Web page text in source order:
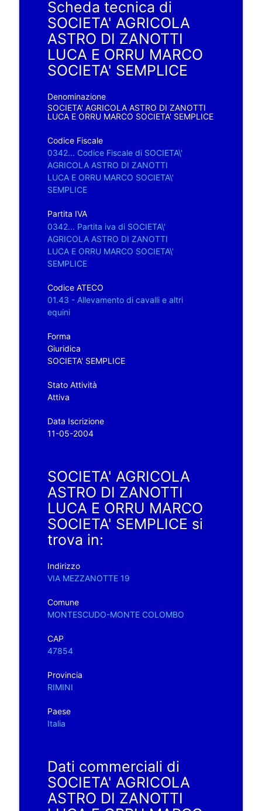
Scheda tecnica di
SOCIETA' AGRICOLA
ASTRO DI ZANOTTI
LUCA E ORRU MARCO
SOCIETA' SEMPLICE
Denominazione
SOCIETA' AGRICOLA ASTRO DI ZANOTTI
LUCA E ORRU MARCO SOCIETA' SEMPLICE
Codice Fiscale
0342... Codice Fiscale di SOCIETA\'
AGRICOLA ASTRO DI ZANOTTI
LUCA E ORRU MARCO SOCIETA\'
SEMPLICE
Partita IVA
0342... Partita iva di SOCIETA\'
AGRICOLA ASTRO DI ZANOTTI
LUCA E ORRU MARCO SOCIETA\'
SEMPLICE
Codice ATECO
01.43 - Allevamento di cavalli e altri
equini
Forma
Giuridica
SOCIETA' SEMPLICE
Stato Attività
Attiva
Data Iscrizione
11-05-2004
SOCIETA' AGRICOLA
ASTRO DI ZANOTTI
LUCA E ORRU MARCO
SOCIETA' SEMPLICE si
trova in:
Indirizzo
VIA MEZZANOTTE 19
Comune
MONTESCUDO-MONTE COLOMBO
CAP
47854
Provincia
RIMINI
Paese
Italia
Dati commerciali di
SOCIETA' AGRICOLA
ASTRO DI ZANOTTI